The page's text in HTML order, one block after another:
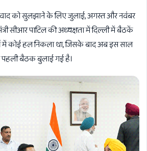
को सुलझाने के लिए जुलाई, अगस्त और नवंबर
सीआर पाटिल की अध्यक्षता में दिल्ली में बैठकें
में कोई हल निकला था, जिसके बाद अब इस साल
बैठक बुलाई गई है।